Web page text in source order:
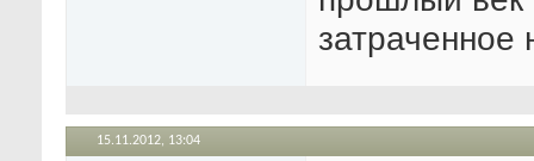
15.11.2012, 13:04